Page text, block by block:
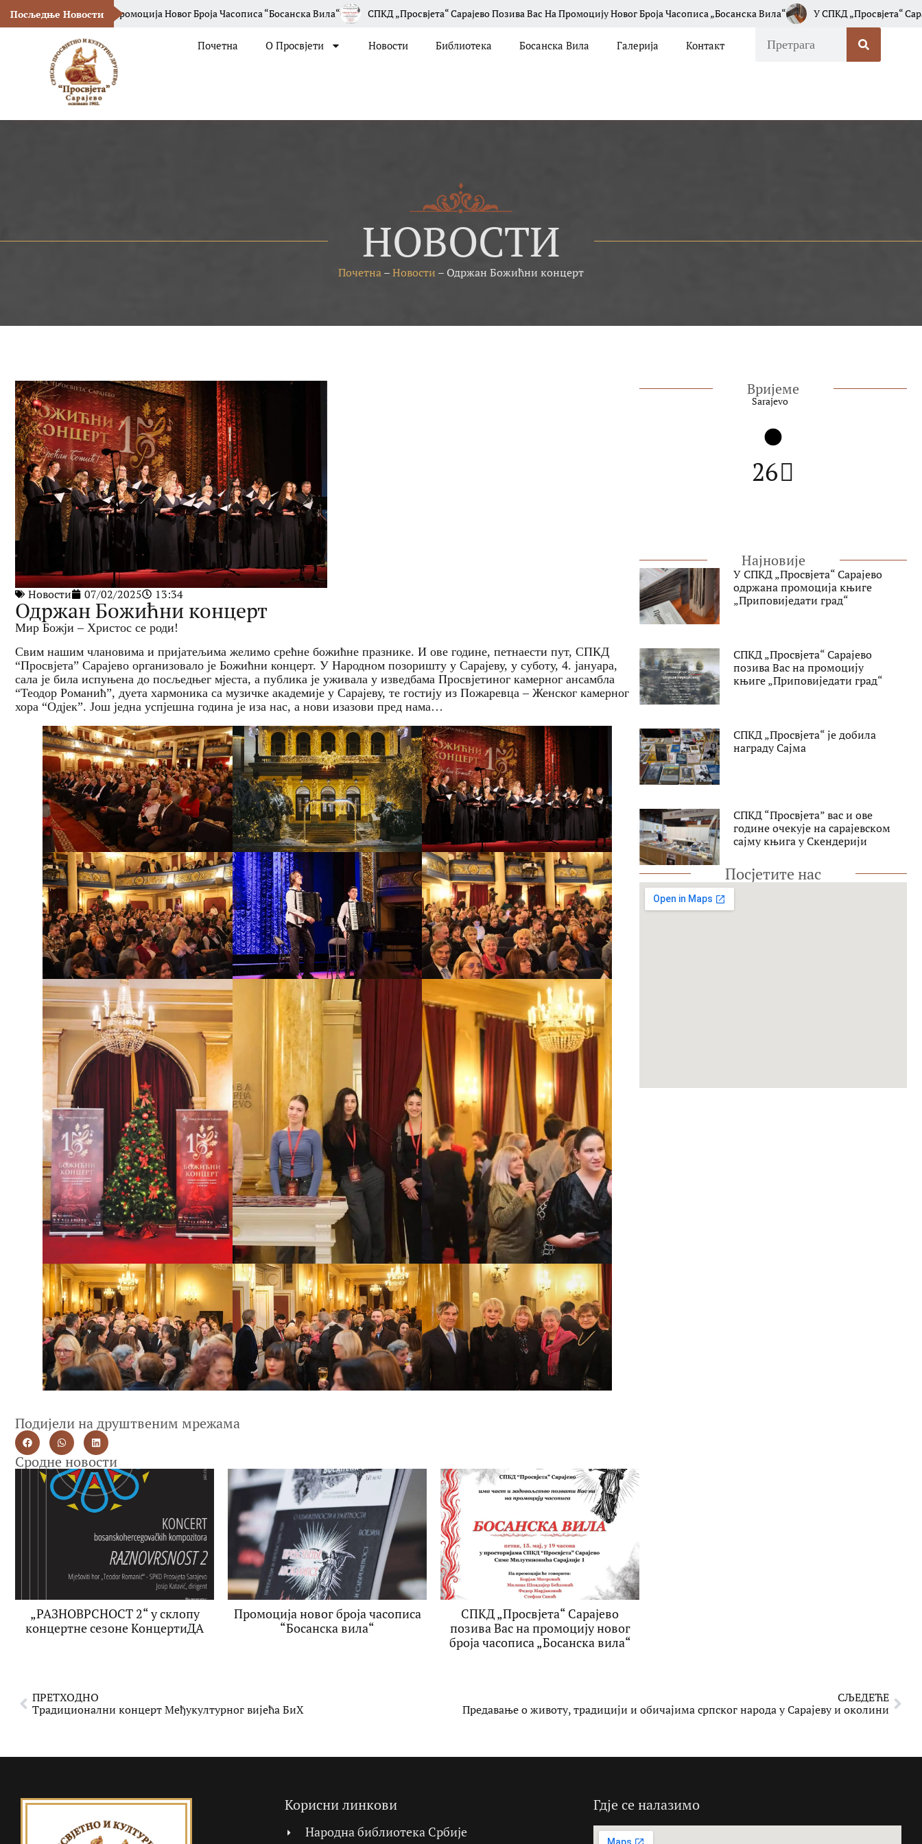
Посљедње Новости
Промоција Новог Броја Часописа “Босанска Вила“ СПКД „Просвјета“ Сарајево Позива Вас На Промоцију Новог Броја Часописа „Босанска Вила“ У СПКД „Просвјета“ Сарајево Одржана
Почетна О Просвјети Новости Библиотека Босанска Вила Галерија Контакт
НОВОСТИ
Почетна–Новости – Одржан Божићни концерт
Новости 07/02/2025 13:34
Одржан Божићни концерт
Мир Божји – Христос се роди!
Свим нашим члановима и пријатељима желимо срећне божићне празнике. И ове године, петнаести пут, СПКД
“Просвјета” Сарајево организовало је Божићни концерт. У Народном позоришту у Сарајеву, у суботу, 4. јануара,
сала је била испуњена до посљедњег мјеста, а публика је уживала у изведбама Просвјетиног камерног ансамбла
“Теодор Романић”, дуета хармоника са музичке академије у Сарајеву, те гостију из Пожаревца – Женског камерног
хора “Одјек”. Још једна успјешна година је иза нас, а нови изазови пред нама…
Подијели на друштвеним мрежама
Сродне новости
„РАЗНОВРСНОСТ 2“ у склопу
концертне сезоне КонцертиДА
Промоција новог броја часописа
“Босанска вила“
СПКД „Просвјета“ Сарајево
позива Вас на промоцију новог
броја часописа „Босанска вила“
Вријеме
Sarajevo
26
Најновије
У СПКД „Просвјета“ Сарајево
одржана промоција књиге
„Приповиједати град“
СПКД „Просвјета“ Сарајево
позива Вас на промоцију
књиге „Приповиједати град“
СПКД „Просвјета“ је добила
награду Сајма
СПКД “Просвјета” вас и ове
године очекује на сарајевском
сајму књига у Скендерији
Посјетите нас
ПРЕТХОДНО
Традиционални концерт Међукултурног вијећа БиХ
СЉЕДЕЋЕ
Предавање о животу, традицији и обичајима српског народа у Сарајеву и околини
Корисни линкови
Народна библиотека Србије
Гдје се налазимо